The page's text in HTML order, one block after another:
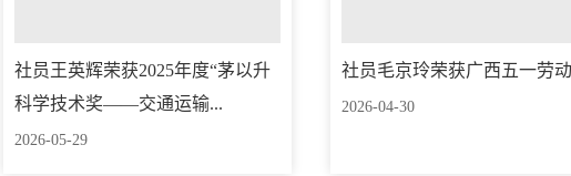
社员王英辉荣获2025年度“茅以升
科学技术奖——交通运输...
2026-05-29
社员毛京玲荣获广西五一劳
2026-04-30